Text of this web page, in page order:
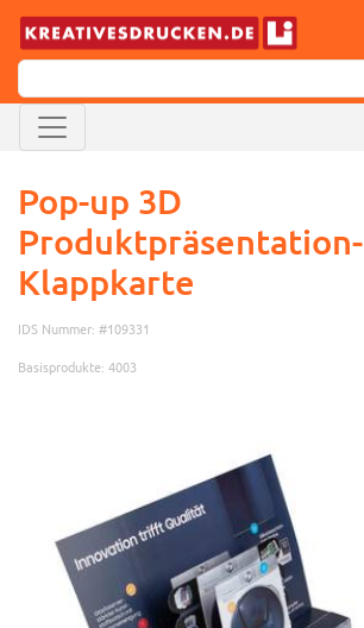
Pop-up 3D
Produktpräsentation-
Klappkarte
IDS Nummer: #109331
Basisprodukte: 4003